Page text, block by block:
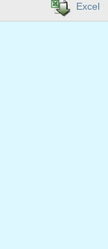
Excel